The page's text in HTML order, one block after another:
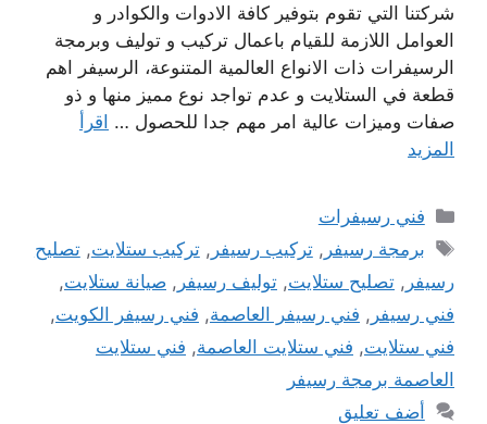
شركتنا التي تقوم بتوفير كافة الادوات والكوادر و
العوامل اللازمة للقيام باعمال تركيب و توليف وبرمجة
الرسيفرات ذات الانواع العالمية المتنوعة، الرسيفر اهم
قطعة في الستلايت و عدم تواجد نوع مميز منها و ذو
صفات وميزات عالية امر مهم جدا للحصول … اقرأ
المزيد
التصنيفات
فني رسيفرات
الوسوم
برمجة رسيفر ,تركيب رسيفر ,تركيب ستلايت,تصليح
رسيفر , تصليح ستلايت, توليف رسيفر , صيانة ستلايت,
فني رسيفر , فني رسيفر العاصمة, فني رسيفر الكويت,
فني ستلايت, فني ستلايت العاصمة, فني ستلايت
العاصمة برمجة رسيفر
أضف تعليق